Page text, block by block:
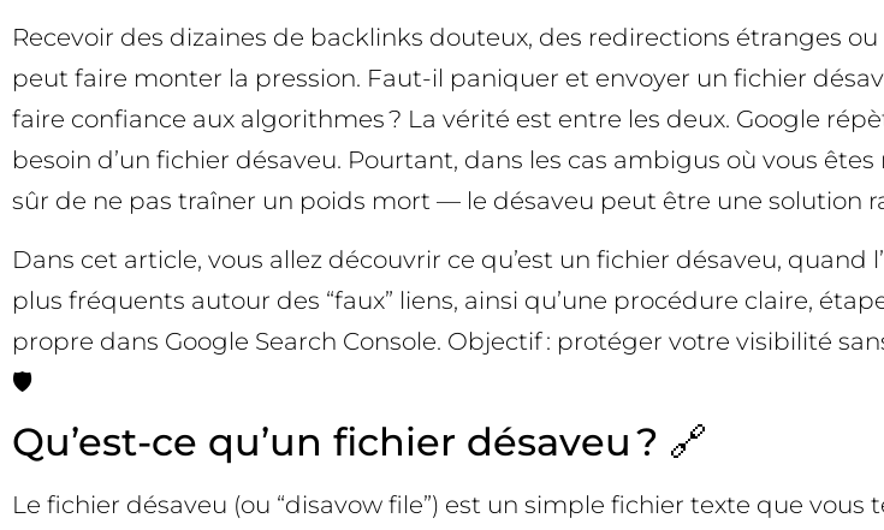
Recevoir des dizaines de backlinks douteux, des redirections étranges
peut faire monter la pression. Faut-il paniquer et envoyer un fichier
faire confiance aux algorithmes ? La vérité est entre les deux. Google
besoin d’un fichier désaveu. Pourtant, dans les cas ambigus où vous
sûr de ne pas traîner un poids mort — le désaveu peut être une solution
Dans cet article, vous allez découvrir ce qu’est un fichier désaveu, quand
plus fréquents autour des “faux” liens, ainsi qu’une procédure claire,
propre dans Google Search Console. Objectif : protéger votre visibilité
🛡️
Qu’est-ce qu’un fichier désaveu ? 🔗
Le fichier désaveu (ou “disavow file”) est un simple fichier texte que vous